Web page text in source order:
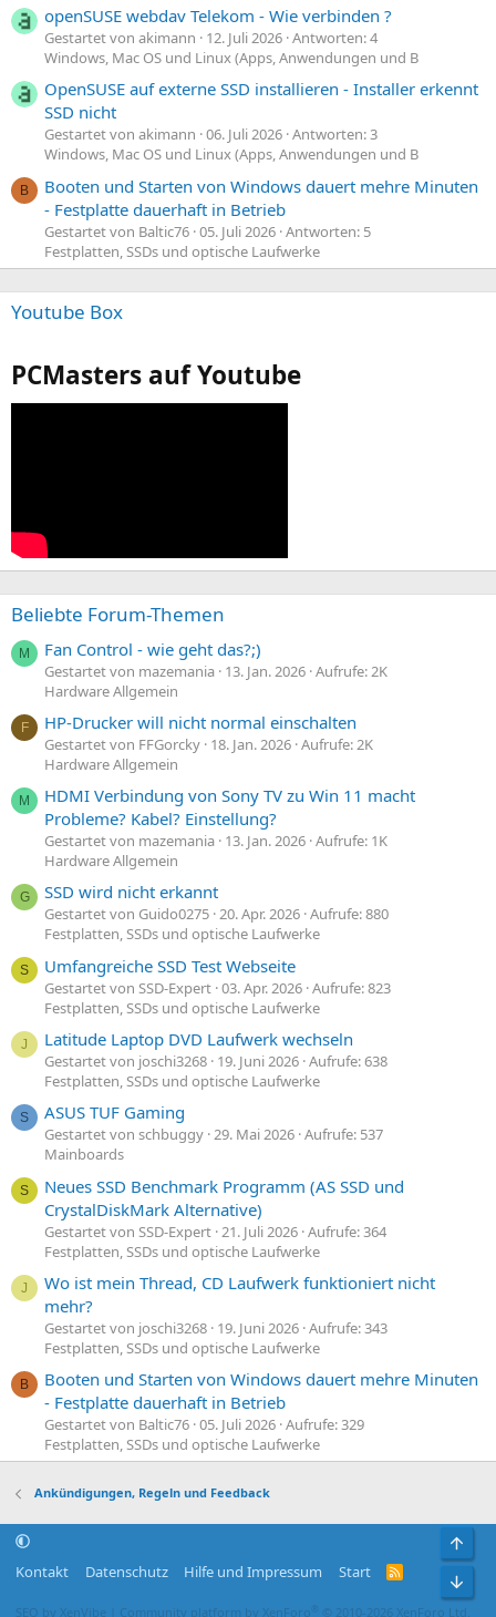
openSUSE webdav Telekom - Wie verbinden ?
Gestartet von akimann 12. Juli 2026 Antworten: 4
Windows, Mac OS und Linux (Apps, Anwendungen und B
OpenSUSE auf externe SSD installieren - Installer erkennt
SSD nicht
Gestartet von akimann 06. Juli 2026 Antworten: 3
Windows, Mac OS und Linux (Apps, Anwendungen und B
B
Booten und Starten von Windows dauert mehre Minuten
- Festplatte dauerhaft in Betrieb
Gestartet von Baltic76 05. Juli 2026 Antworten: 5
Festplatten, SSDs und optische Laufwerke
Youtube Box
PCMasters auf Youtube
Beliebte Forum-Themen
M Fan Control - wie geht das?;)
Gestartet von mazemania 13. Jan. 2026 Aufrufe: 2K
Hardware Allgemein
F HP-Drucker will nicht normal einschalten
Gestartet von FFGorcky 18. Jan. 2026 Aufrufe: 2K
Hardware Allgemein
M
HDMI Verbindung von Sony TV zu Win 11 macht
Probleme? Kabel? Einstellung?
Gestartet von mazemania 13. Jan. 2026 Aufrufe: 1K
Hardware Allgemein
G SSD wird nicht erkannt
Gestartet von Guido0275 20. Apr. 2026 Aufrufe: 880
Festplatten, SSDs und optische Laufwerke
S Umfangreiche SSD Test Webseite
Gestartet von SSD-Expert 03. Apr. 2026 Aufrufe: 823
Festplatten, SSDs und optische Laufwerke
J Latitude Laptop DVD Laufwerk wechseln
Gestartet von joschi3268 19. Juni 2026 Aufrufe: 638
Festplatten, SSDs und optische Laufwerke
S ASUS TUF Gaming
Gestartet von schbuggy 29. Mai 2026 Aufrufe: 537
Mainboards
S
Neues SSD Benchmark Programm (AS SSD und
CrystalDiskMark Alternative)
Gestartet von SSD-Expert 21. Juli 2026 Aufrufe: 364
Festplatten, SSDs und optische Laufwerke
J
Wo ist mein Thread, CD Laufwerk funktioniert nicht
mehr?
Gestartet von joschi3268 19. Juni 2026 Aufrufe: 343
Festplatten, SSDs und optische Laufwerke
B
Booten und Starten von Windows dauert mehre Minuten
- Festplatte dauerhaft in Betrieb
Gestartet von Baltic76 05. Juli 2026 Aufrufe: 329
Festplatten, SSDs und optische Laufwerke
Ankündigungen, Regeln und Feedback
Kontakt Datenschutz Hilfe und Impressum Start
R
SEO by XenVibe Community platform by XenForo ® © 2010-2026 XenForo Ltd.